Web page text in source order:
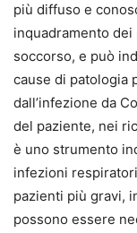
più diffuso e
inquadramento
soccorso, e può
cause di patologia
dall’infezione da
del paziente, nei
è uno strumento
infezioni
pazienti più gravi,
possono essere